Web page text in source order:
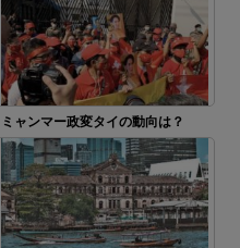
ミャンマー政変タイの動向は？